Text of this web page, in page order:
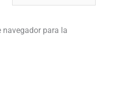
navegador para la